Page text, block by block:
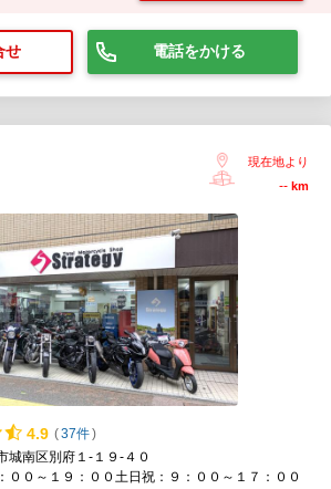
せ 電話をかける
現在地より
-- km
4.9 (37件)
城南区別府１-１９-４０
００～１９：００土日祝：９：００～１７：００